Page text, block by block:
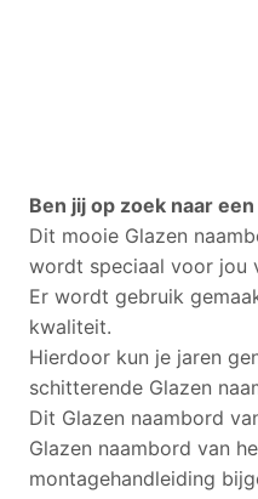
Ben jij op zoek naar
Dit mooie Glazen
wordt speciaal voor jou
Er wordt gebruik
kwaliteit.
Hierdoor kun je jaren
schitterende Glazen
Dit Glazen naambord
Glazen naambord van
montagehandleiding